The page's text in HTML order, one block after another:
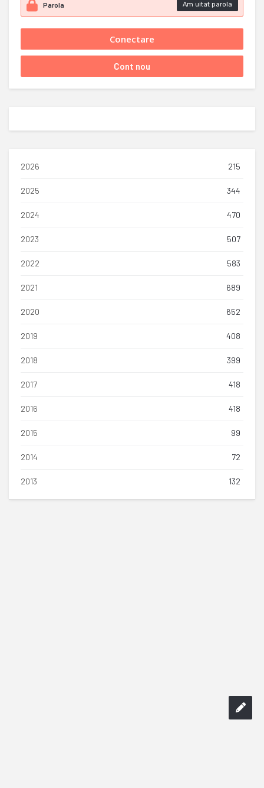
Am uitat parola
2026 215
2025 344
2024 470
2023 507
2022 583
2021 689
2020 652
2019 408
2018 399
2017 418
2016 418
2015 99
2014 72
2013 132